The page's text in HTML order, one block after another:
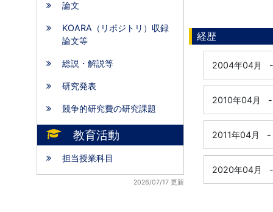
論文
KOARA（リポジトリ）収録
論文等
総説・解説等
研究発表
競争的研究費の研究課題
教育活動
担当授業科目
2026/07/17 更新
経歴
2004年04月 -
2010年04月 -
2011年04月 -
2020年04月 -